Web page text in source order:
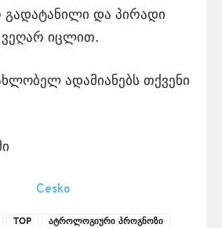
გადატანილი და პირადი
ვეღარ იცლით.
ადამიანებს თქვენი
TOP ატროლოგიური პროგნოზი